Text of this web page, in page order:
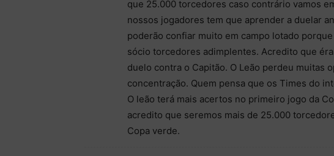
que 25.000 torcedores caso contrário vamos
nossos jogadores tem que aprender a duelar
poderão confiar muito em campo lotado
sócio torcedores adimplentes. Acredito que
duelo contra o Capitão. O Leão perdeu muitas
concentração. Quem pensa que os Times do
O leão terá mais acertos no primeiro jogo da
acredito que seremos mais de 25.000
Copa verde.